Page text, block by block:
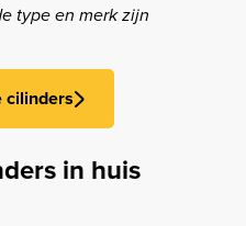
type en merk zijn
cilinders
in huis